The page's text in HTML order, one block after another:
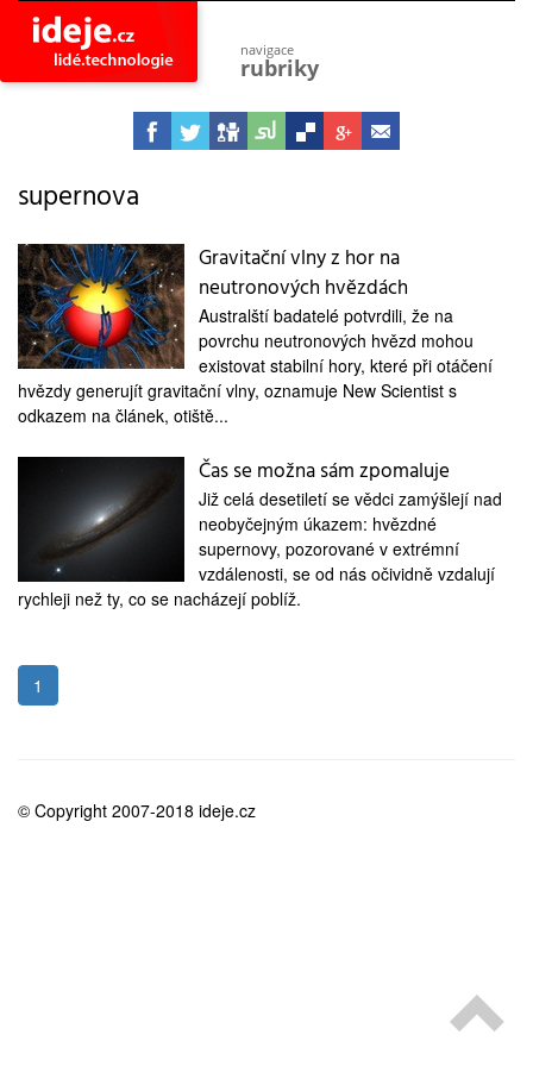
navigace
rubriky
astro
vesmír
společnost
objevy
vynálezy
planeta
přiroda
pokrok
tajemství
firmy
zdraví
medicína
supernova
Gravitační vlny z hor na
neutronových hvězdách
Australští badatelé potvrdili, že na
povrchu neutronových hvězd mohou
existovat stabilní hory, které při otáčení
hvězdy generujít gravitační vlny, oznamuje New Scientist s
odkazem na článek, otiště...
Čas se možna sám zpomaluje
Již celá desetiletí se vědci zamýšlejí nad
neobyčejným úkazem: hvězdné
supernovy, pozorované v extrémní
vzdálenosti, se od nás očividně vzdalují
rychleji než ty, co se nacházejí poblíž.
1
© Copyright 2007-2018 ideje.cz